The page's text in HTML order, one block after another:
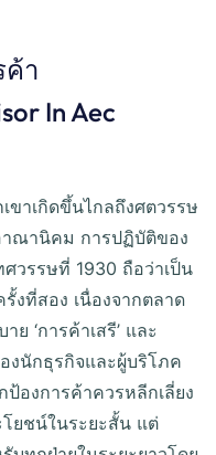
า
In Aec
ขาเกิดขึ้นไกลถึงศตวรรษ
าณานิคม การปฏิบัติของ
วรรษที่ 1930 ถือว่าเป็น
งที่สอง เนื่องจากตลาด
‘การค้าเสรี’ และ
องนักธุรกิจและผู้บริโภค
องการค้าควรหลีกเลี่ยง
ยชน์ในระยะสั้น แต่